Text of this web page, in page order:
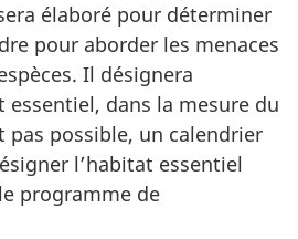
élaboré pour déterminer
pour aborder les menaces
Il désignera
essentiel, dans la mesure du
pas possible, un calendrier
l’habitat essentiel
programme de